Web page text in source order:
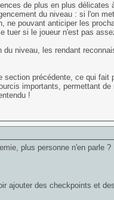
de plus en plus délicates
du niveau : si l'on
pouvant anticiper les
tuer si le joueur n'est pas
niveau, les rendant
précédente, ce qui fait
importants, permettant de
!
plus personne n'en parle ?
ajouter des checkpoints et